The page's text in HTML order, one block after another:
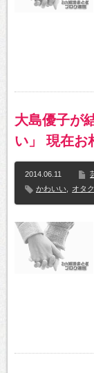
大島優子が
い」 現在
2014.06.11
かわいい
オタク